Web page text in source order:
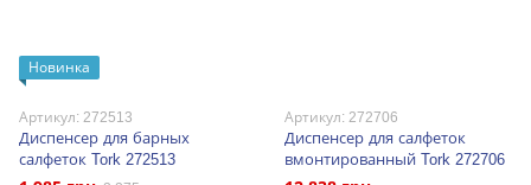
Новинка
Артикул: 272513
Диспенсер для барных
салфеток Tork 272513
Артикул: 272706
Диспенсер для салфеток
вмонтированный Tork 272706